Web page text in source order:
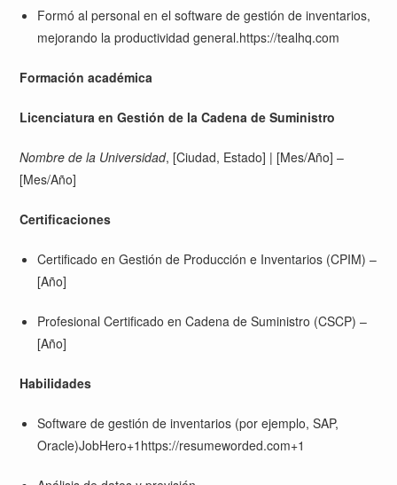
Formó al personal en el software de gestión de inventarios,
mejorando la productividad general.https://tealhq.com
Formación académica
Licenciatura en Gestión de la Cadena de Suministro
Nombre de la Universidad, [Ciudad, Estado] | [Mes/Año] –
[Mes/Año]
Certificaciones
Certificado en Gestión de Producción e Inventarios (CPIM) –
[Año]
Profesional Certificado en Cadena de Suministro (CSCP) –
[Año]
Habilidades
Software de gestión de inventarios (por ejemplo, SAP,
Oracle)JobHero+1https://resumeworded.com+1